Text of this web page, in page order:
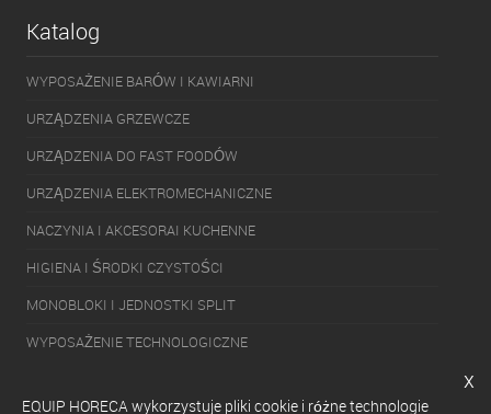
Katalog
WYPOSAŻENIE BARÓW I KAWIARNI
URZĄDZENIA GRZEWCZE
URZĄDZENIA DO FAST FOODÓW
URZĄDZENIA ELEKTROMECHANICZNE
NACZYNIA I AKCESORAI KUCHENNE
HIGIENA I ŚRODKI CZYSTOŚCI
MONOBLOKI I JEDNOSTKI SPLIT
WYPOSAŻENIE TECHNOLOGICZNE
x
EQUIP HORECA wykorzystuje pliki cookie i różne technologie